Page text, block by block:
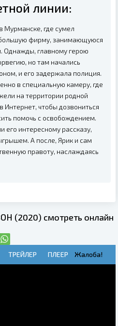
линии:
Мурманске, где сумел
фирму, занимающуюся
Однажды, главному герою
но там начались
и его задержала полиция.
в специальную камеру, где
на территории родной
Интернет, чтобы дозвониться
помочь с освобождением.
его интересному рассказу,
А после, Ярик и сам
правоту, наслаждаясь
(2020) смотреть онлайн
ТРЕЙЛЕР ПЛЕЕР Жалоба!